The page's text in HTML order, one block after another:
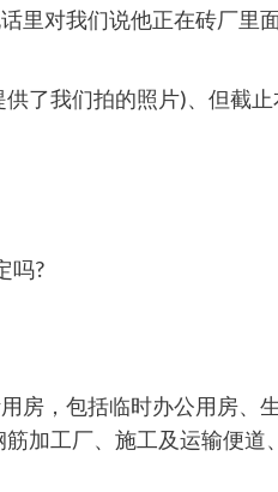
里对我们说他正在砖厂里
了我们拍的照片)、但截
吗?
房，包括临时办公用房、
加工厂、施工及运输便道